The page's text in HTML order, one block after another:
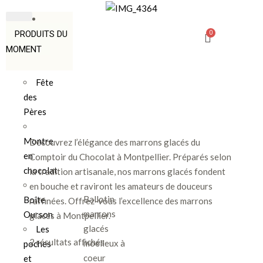
PRODUITS DU
MOMENT
Fête
des
Pères
Montre
en
chocolat
Boîte
Ourson
Les
poches
et
Découvrez l’élégance des marrons glacés du
Comptoir du Chocolat à Montpellier. Préparés selon
la tradition artisanale, nos marrons glacés fondent
en bouche et raviront les amateurs de douceurs
raffinées. Offrez-vous l’excellence des marrons
glacés à Montpellier.
2 résultats affichés
Ballotin
marrons
glacés
moelleux à
coeur